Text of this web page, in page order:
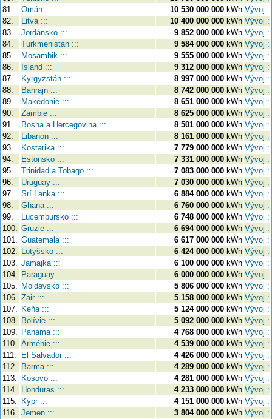
81.
Omán ::: 10 530 000 000 kWh Vývoj :
82.
Litva ::: 10 400 000 000 kWh Vývoj :
83.
Jordánsko ::: 9 852 000 000 kWh Vývoj :
84.
Turkmenistán ::: 9 584 000 000 kWh Vývoj :
85.
Mosambik ::: 9 555 000 000 kWh Vývoj :
86.
Island ::: 9 312 000 000 kWh Vývoj :
87.
Kyrgyzstán ::: 8 997 000 000 kWh Vývoj :
88.
Bahrajn ::: 8 742 000 000 kWh Vývoj :
89.
Makedonie ::: 8 651 000 000 kWh Vývoj :
90.
Zambie ::: 8 625 000 000 kWh Vývoj :
91.
Bosna a Hercegovina ::: 8 501 000 000 kWh Vývoj :
92.
Libanon ::: 8 161 000 000 kWh Vývoj :
93.
Kostarika ::: 7 779 000 000 kWh Vývoj :
94.
Estonsko ::: 7 331 000 000 kWh Vývoj :
95.
Trinidad a Tobago ::: 7 083 000 000 kWh Vývoj :
96.
Uruguay ::: 7 030 000 000 kWh Vývoj :
97.
Srí Lanka ::: 6 884 000 000 kWh Vývoj :
98.
Ghana ::: 6 760 000 000 kWh Vývoj :
99.
Lucembursko ::: 6 748 000 000 kWh Vývoj :
100. Gruzie ::: 6 694 000 000 kWh Vývoj :
101. Guatemala ::: 6 617 000 000 kWh Vývoj :
102. Lotyšsko ::: 6 424 000 000 kWh Vývoj :
103. Jamajka ::: 6 100 000 000 kWh Vývoj :
104. Paraguay ::: 6 000 000 000 kWh Vývoj :
105. Moldavsko ::: 5 806 000 000 kWh Vývoj :
106. Zair ::: 5 158 000 000 kWh Vývoj :
107. Keňa ::: 5 124 000 000 kWh Vývoj :
108. Bolívie ::: 5 092 000 000 kWh Vývoj :
109. Panama ::: 4 768 000 000 kWh Vývoj :
110. Arménie ::: 4 539 000 000 kWh Vývoj :
111.
El Salvador ::: 4 426 000 000 kWh Vývoj :
112.
Barma ::: 4 289 000 000 kWh Vývoj :
113.
Kosovo ::: 4 281 000 000 kWh Vývoj :
114.
Honduras ::: 4 233 000 000 kWh Vývoj :
115.
Kypr ::: 4 151 000 000 kWh Vývoj :
116. Jemen ::: 3 804 000 000 kWh Vývoj :